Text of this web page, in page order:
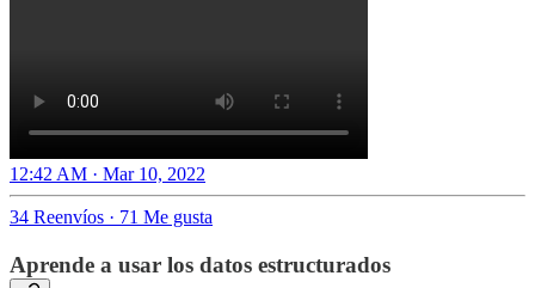
12:42 AM · Mar 10, 2022
34 Reenvíos · 71 Me gusta
Aprende a usar los datos estructurados